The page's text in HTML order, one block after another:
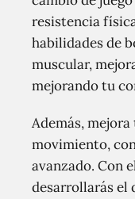
resistencia
habilidades de
muscular,
mejorando tu
Además,
movimiento,
avanzado. Con
desarrollarás el